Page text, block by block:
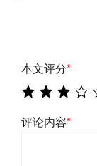
本文评分*
评论内容*